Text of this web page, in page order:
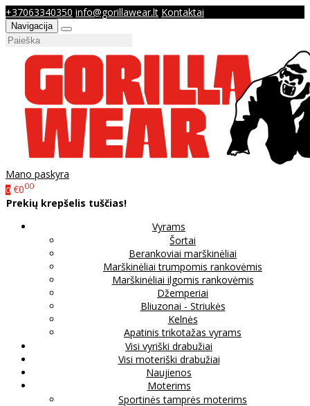
+37063340350 info@gorillawear.lt Kontaktai
Navigacija
Mano paskyra
0 €000
Prekių krepšelis tuščias!
Vyrams
Šortai
Berankoviai marškinėliai
Marškinėliai trumpomis rankovėmis
Marškinėliai ilgomis rankovėmis
Džemperiai
Bliuzonai - Striukės
Kelnės
Apatinis trikotažas vyrams
Visi vyriški drabužiai
Visi moteriški drabužiai
Naujienos
Moterims
Sportinės tamprės moterims